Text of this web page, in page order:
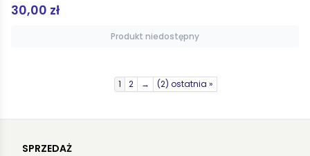
30,00 zł
Produkt niedostępny
1 2 → (2) ostatnia »
SPRZEDAŻ